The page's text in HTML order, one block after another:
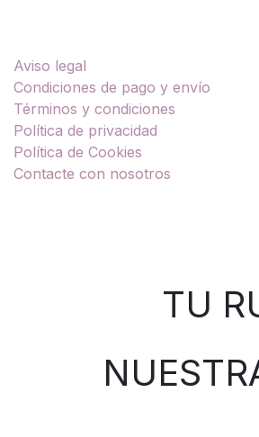
Aviso legal
Condiciones de pago y envío
Términos y condiciones
Política de privacidad
Política de Cookies
Contacte con nosotros
TU
NUESTRA